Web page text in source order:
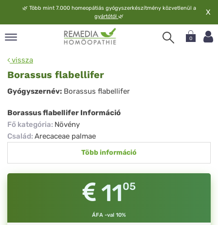
🌿 Több mint 7.000 homeopátiás gyógyszerkészítmény közvetlenül a
gyártótól 🌿 X
0
vissza
Borassus flabellifer
Borassus
flabellifer
Gyógyszernév: Borassus flabellifer
Borassus flabellifer Információ
Fő kategória: Növény
Család: Arecaceae palmae
Több információ
1105
ÁFA -val 10%